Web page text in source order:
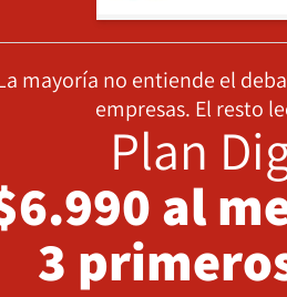
mayoría no entiende el
empresas. El resto
Plan
al
3